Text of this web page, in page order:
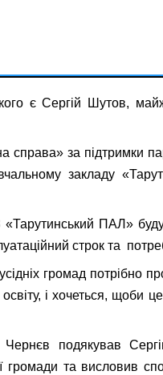
є Сергій Шутов,
справа» за підтримки
закладу
ПАЛ»
строк та
громад потрібно
і хочеться, щоби
подякував
громади та висловив